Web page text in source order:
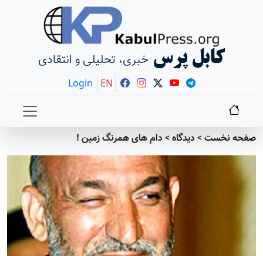
کابل پرس خبری، تحلیلی و انتقادی
Login EN
صفحه نخست> دیدگاه> دام های همرنگ زمین !